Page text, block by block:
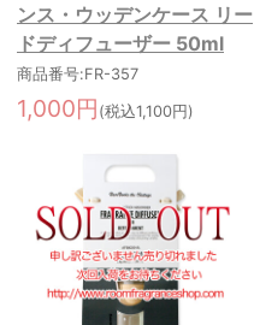
ンス・ウッデンケース リー
ドディフューザー 50ml
商品番号:FR-357
1,000円 (税込1,100円)